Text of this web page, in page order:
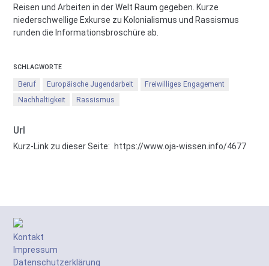
Reisen und Arbeiten in der Welt Raum gegeben. Kurze
niederschwellige Exkurse zu Kolonialismus und Rassismus
runden die Informationsbroschüre ab.
SCHLAGWORTE
Beruf Europäische Jugendarbeit
Freiwilliges Engagement
Nachhaltigkeit
Rassismus
Url
Kurz-Link zu dieser Seite: https://www.oja-wissen.info/4677
Kontakt
Impressum
Datenschutzerklärung